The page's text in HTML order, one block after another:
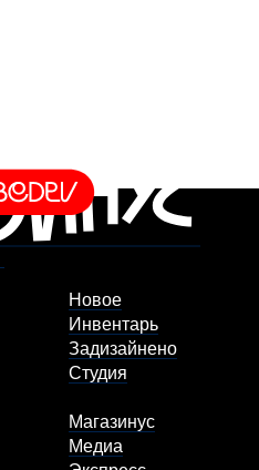
Новое
Инвентарь
Задизайнено
Студия
Магазинус
Медиа